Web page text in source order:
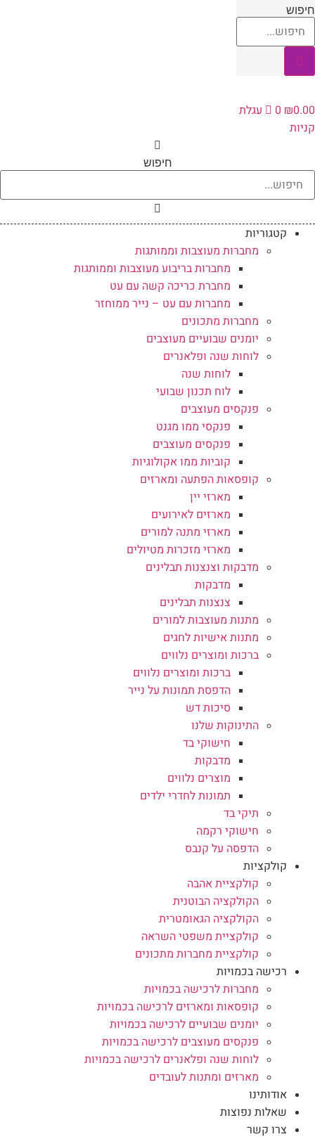
₪
0
עגלת
חיפוש
קטגוריות
מחברות מעוצבות וממותגות
מחברות בריבוע מעוצבות וממותגות
מחברת כריכה קשה עם עט
מחברות עם עט – נייר ממוחזר
מחברות מתכונים
יומנים שבועיים מעוצבים
לוחות שנה ופלאנרים
לוחות שנה
לוח תכנון שבועי
פנקסים מעוצבים
פנקסי ממו מגנט
פנקסים מעוצבים
קוביות ממו אקולוגיות
קופסאות הפתעה ומארזים
מארזי יין
מארזים לאירועים
מארזי מתנה למורים
מארזי מזכרות מטיולים
מדבקות וצנצנות תבלינים
מדבקות
צנצנות תבלינים
מתנות מעוצבות למורים
מתנות אישיות לחגים
ברכות ומוצרים נלווים
ברכות ומוצרים נלווים
הדפסת תמונות על נייר
סיכות דש
התינוקות שלנו
חישוקי בד
מדבקות
מוצרים נלווים
תמונות לחדרי ילדים
תיקי בד
חישוקי רקמה
הדפסה על קנבס
קולקציות
קולקציית אהבה
הקולקציה הבוטנית
הקולקציה הגאומטרית
קולקציית משפטי השראה
קולקציית מחברות מתכונים
רכישה בכמויות
מחברות לרכישה בכמויות
קופסאות ומארזים לרכישה בכמויות
יומנים שבועיים לרכישה בכמויות
פנקסים מעוצבים לרכישה בכמויות
לוחות שנה ופלאנרים לרכישה בכמויות
מארזים ומתנות לעובדים
אודותינו
שאלות נפוצות
צרו קשר